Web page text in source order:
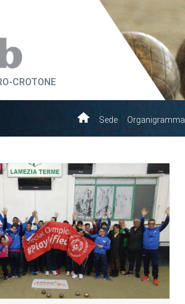
CROTONE
Sede Organigramma